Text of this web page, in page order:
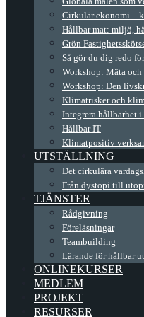
Cirkulär ekonomi –
Hållbar mat: miljö,
Grön
Så gör du dig redo
Workshop: Mäta
Workshop: Den
Klimatrisker och
Integrera hållbarhet
Hållbar IT
Klimatpositiv
UTSTÄLLNING
Det cirkulära
Från dystopi till
TJÄNSTER
Rådgivning
Föreläsningar
Teambuilding
Lärande för hållbar
ONLINEKURSER
MEDLEM
PROJEKT
RESURSER